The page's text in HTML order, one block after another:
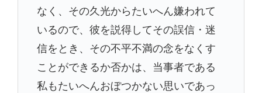
なく、その久光からたいへん嫌われて
いるので、彼を説得してその誤信・迷
信をとき、その不平不満の念をなくす
ことができるか否かは、当事者である
私もたいへんおぼつかない思いであっ